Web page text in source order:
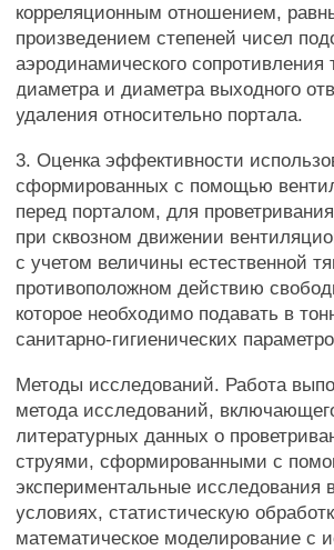
корреляционным отношением,
произведением степеней чисел
аэродинамического сопротивления
диаметра и диаметра выходного
удаления относительно портала.
3. Оценка эффективности
сформированных с помощью
перед порталом, для
при сквозном движении
с учетом величины естественной
противоположном действию
которое необходимо подавать в
санитарно-гигиенических
Методы исследований. Работа
метода исследований,
литературных данных о
струями, сформированными с
экспериментальные исследования
условиях, статистическую
математическое моделирование с